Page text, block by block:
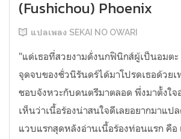
(Fushichou) Phoenix
แปลเพลง SEKAI NO OWARI
"แด่เธอที่สวยงามดั่งนกฟินิกส์ผู้เป็นอมต
จุดจบของชั่วนิรันดร์ได้มาโปรดเธอด้วย
ชอบจังหวะกับดนตรีมาตลอด พึ่งมาตั้งใจ
เห็นว่าเนื้อร้องน่าสนใจดีเลยอยากมาแป
แวบแรกสุดหลังอ่านเนื้อร้องท่อนแรก คือ